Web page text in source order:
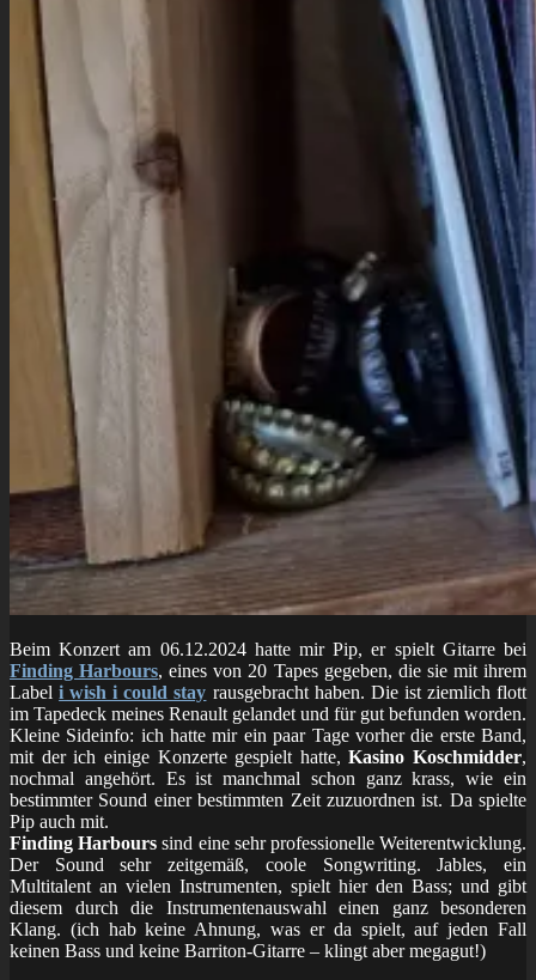
Beim Konzert am 06.12.2024 hatte mir Pip, er spielt Gitarre bei
Finding Harbours, eines von 20 Tapes gegeben, die sie mit ihrem
Labeli wish i could stay rausgebracht haben. Die ist ziemlich flott
im Tapedeck meines Renault gelandet und für gut befunden worden.
Kleine Sideinfo: ich hatte mir ein paar Tage vorher die erste Band,
mit der ich einige Konzerte gespielt hatte,Kasino Koschmidder,
nochmal angehört. Es ist manchmal schon ganz krass, wie ein
bestimmter Sound einer bestimmten Zeit zuzuordnen ist. Da spielte
Pip auch mit.
Finding Harbours sind eine sehr professionelle Weiterentwicklung.
Der Sound sehr zeitgemäß, coole Songwriting. Jables, ein
Multitalent an vielen Instrumenten, spielt hier den Bass; und gibt
diesem durch die Instrumentenauswahl einen ganz besonderen
Klang. (ich hab keine Ahnung, was er da spielt, auf jeden Fall
keinen Bass und keine Barriton-Gitarre – klingt aber megagut!)